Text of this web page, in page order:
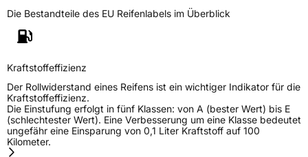
Die Bestandteile des EU Reifenlabels im Überblick
Kraftstoffeffizienz
Der Rollwiderstand eines Reifens ist ein wichtiger Indikator für die
Kraftstoffeffizienz.
Die Einstufung erfolgt in fünf Klassen: von A (bester Wert) bis E
(schlechtester Wert). Eine Verbesserung um eine Klasse bedeutet
ungefähr eine Einsparung von 0,1 Liter Kraftstoff auf 100
Kilometer.